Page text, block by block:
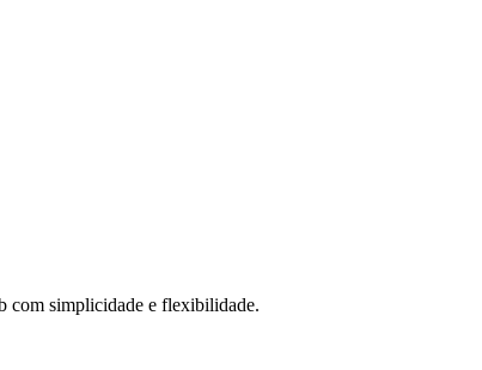
com simplicidade e flexibilidade.